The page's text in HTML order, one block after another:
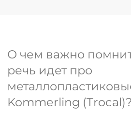
О чем важно
речь идет про
Kommerling (Trocal)?